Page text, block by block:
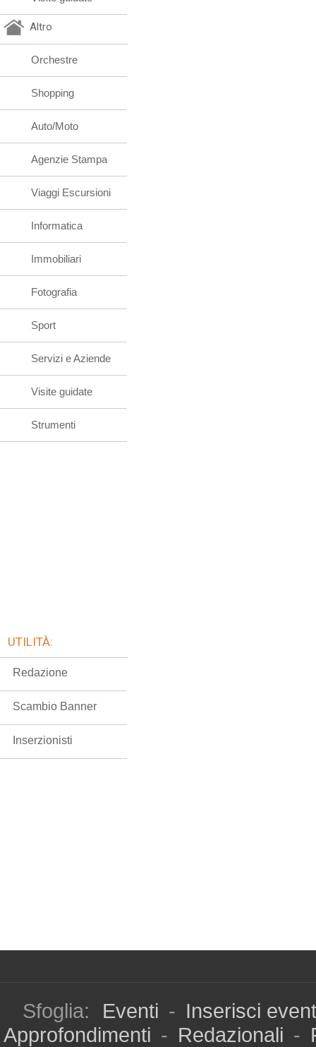
Altro
Orchestre
Shopping
Auto/Moto
Agenzie Stampa
Viaggi Escursioni
Informatica
Immobiliari
Fotografia
Sport
Servizi e Aziende
Visite guidate
Strumenti
UTILITÀ:
Redazione
Scambio Banner
Inserzionisti
Sfoglia: Eventi - Inserisci
Approfondimenti - Redazionali -